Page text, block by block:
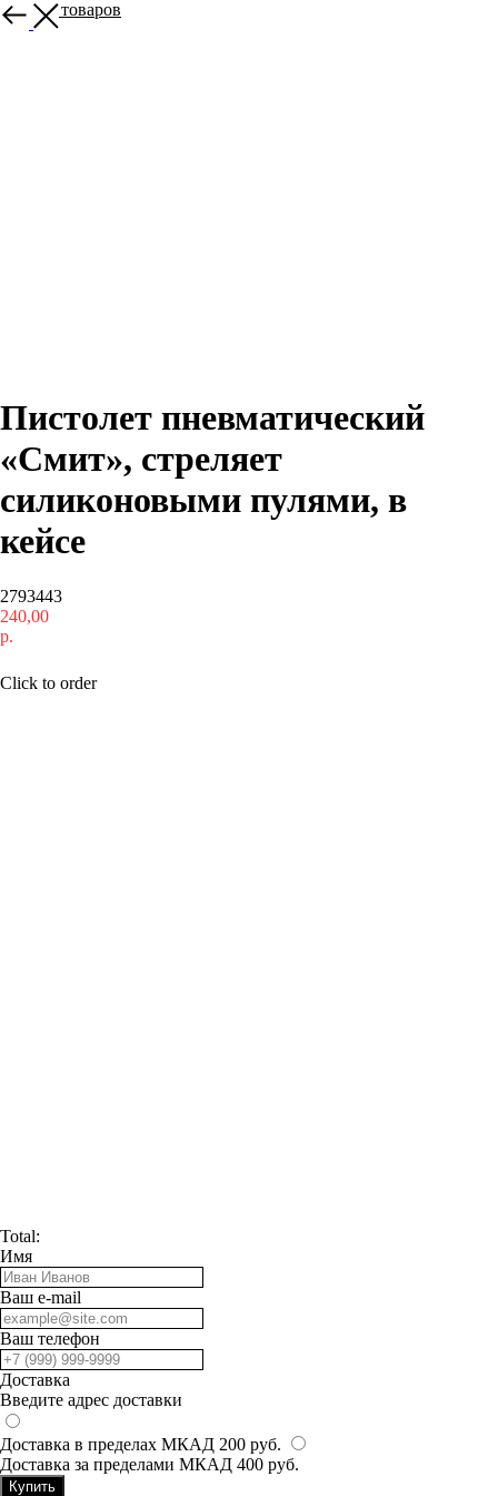
Больше товаров
Пистолет пневматический
«Смит», стреляет
силиконовыми пулями, в
кейсе
2793443
240,00
р.
Click to order
Total:
Имя
Ваш e-mail
Ваш телефон
Доставка
Введите адрес доставки
Доставка в пределах МКАД 200 руб.
Доставка за пределами МКАД 400 руб.
Купить